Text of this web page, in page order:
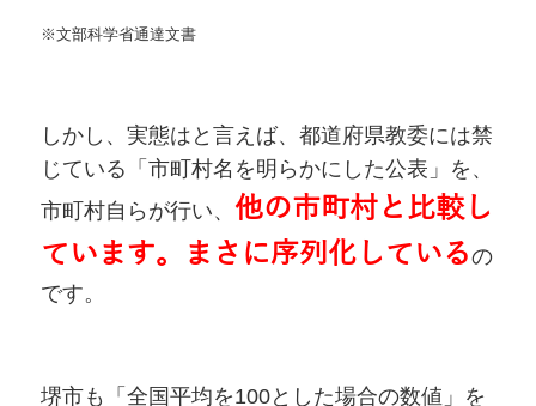
※文部科学省通達文書
しかし、実態はと言えば、都道府県教委には禁
じている「市町村名を明らかにした公表」を、
市町村自らが行い、 他の市町村と比較し
ています。まさに序列化しているの
です。
堺市も「全国平均を100とした場合の数値」を